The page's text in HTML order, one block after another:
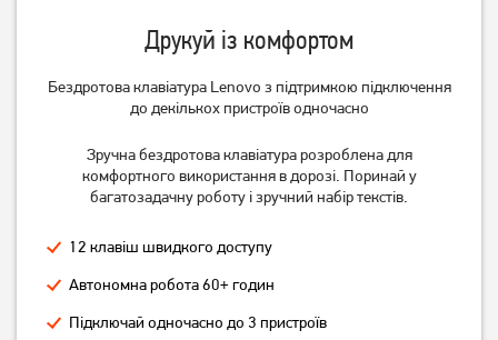
Друкуй із комфортом
Бездротова клавіатура Lenovo з підтримкою підключення
до декількох пристроїв одночасно
Зручна бездротова клавіатура розроблена для
комфортного використання в дорозі. Поринай у
багатозадачну роботу і зручний набір текстів.
12 клавіш швидкого доступу
Автономна робота 60+ годин
Підключай одночасно до 3 пристроїв